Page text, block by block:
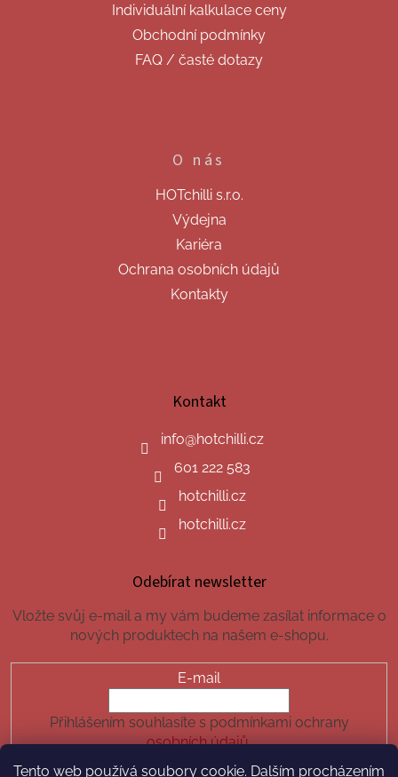
Tento web používá soubory cookie. Dalším procházením
Individuální kalkulace ceny
Obchodní podmínky
FAQ / časté dotazy
O nás
HOTchilli s.r.o.
Výdejna
Kariéra
Ochrana osobních údajů
Kontakty
Kontakt
info@hotchilli.cz
601 222 583
hotchilli.cz
hotchilli.cz
Odebírat newsletter
Vložte svůj e-mail a my vám budeme zasílat informace o
nových produktech na našem e-shopu.
E-mail
Přihlášením souhlasíte s podmínkami ochrany
osobních údajů.